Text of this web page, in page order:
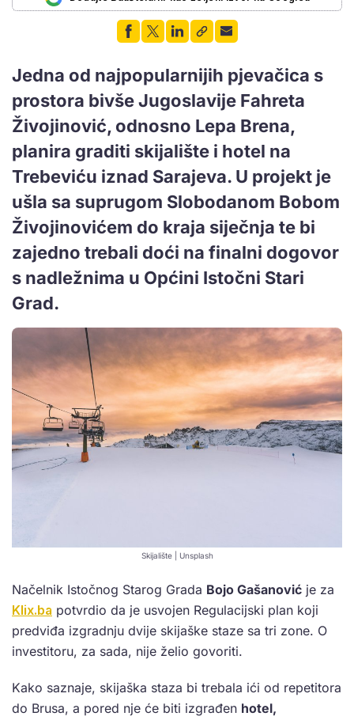
Jedna od najpopularnijih pjevačica s
prostora bivše Jugoslavije Fahreta
Živojinović, odnosno Lepa Brena,
planira graditi skijalište i hotel na
Trebeviću iznad Sarajeva. U projekt je
ušla sa suprugom Slobodanom Bobom
Živojinovićem do kraja siječnja te bi
zajedno trebali doći na finalni dogovor
s nadležnima u Općini Istočni Stari
Grad.
Skijalište | Unsplash
Načelnik Istočnog Starog Grada Bojo Gašanović je za
Klix.ba potvrdio da je usvojen Regulacijski plan koji
predviđa izgradnju dvije skijaške staze sa tri zone. O
investitoru, za sada, nije želio govoriti.
Kako saznaje, skijaška staza bi trebala ići od repetitora
do Brusa, a pored nje će biti izgrađen hotel,